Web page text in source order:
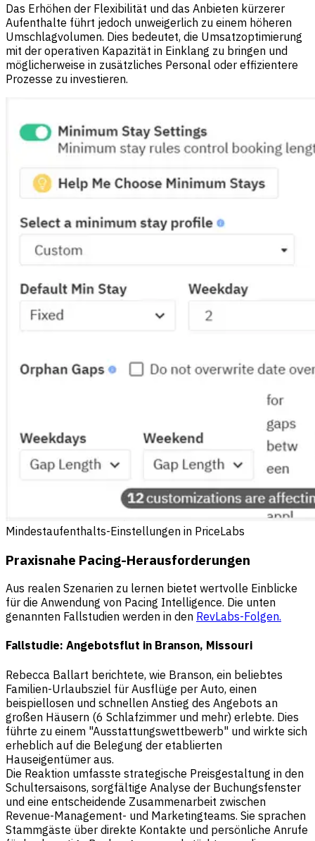
Das Erhöhen der Flexibilität und das Anbieten kürzerer
Aufenthalte führt jedoch unweigerlich zu einem höheren
Umschlagvolumen. Dies bedeutet, die Umsatzoptimierung
mit der operativen Kapazität in Einklang zu bringen und
möglicherweise in zusätzliches Personal oder effizientere
Prozesse zu investieren.
Mindestaufenthalts-Einstellungen in PriceLabs
Praxisnahe Pacing-Herausforderungen
Aus realen Szenarien zu lernen bietet wertvolle Einblicke
für die Anwendung von Pacing Intelligence. Die unten
genannten Fallstudien werden in den RevLabs-Folgen.
Fallstudie: Angebotsflut in Branson, Missouri
Rebecca Ballart berichtete, wie Branson, ein beliebtes
Familien-Urlaubsziel für Ausflüge per Auto, einen
beispiellosen und schnellen Anstieg des Angebots an
großen Häusern (6 Schlafzimmer und mehr) erlebte. Dies
führte zu einem "Ausstattungswettbewerb" und wirkte sich
erheblich auf die Belegung der etablierten
Hauseigentümer aus.
Die Reaktion umfasste strategische Preisgestaltung in den
Schultersaisons, sorgfältige Analyse der Buchungsfenster
und eine entscheidende Zusammenarbeit zwischen
Revenue-Management- und Marketingteams. Sie sprachen
Stammgäste über direkte Kontakte und persönliche Anrufe